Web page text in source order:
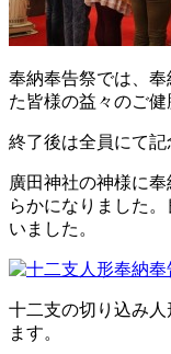
奉納奉告祭では、
た皆様の益々のご健
終了後は全員にて記
廣田神社の神様に
らかになりました
いました。
十二支の切り込み
ます。